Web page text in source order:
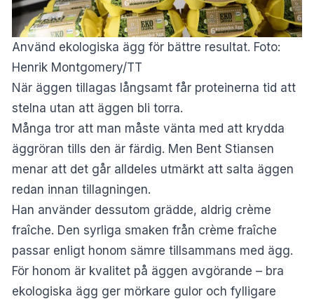
Använd ekologiska ägg för bättre resultat. Foto:
Henrik Montgomery/TT
När äggen tillagas långsamt får proteinerna tid att
stelna utan att äggen bli torra.
Många tror att man måste vänta med att krydda
äggröran tills den är färdig. Men Bent Stiansen
menar att det går alldeles utmärkt att salta äggen
redan innan tillagningen.
Han använder dessutom grädde, aldrig crème
fraîche. Den syrliga smaken från crème fraîche
passar enligt honom sämre tillsammans med ägg.
För honom är kvalitet på äggen avgörande – bra
ekologiska ägg ger mörkare gulor och fylligare